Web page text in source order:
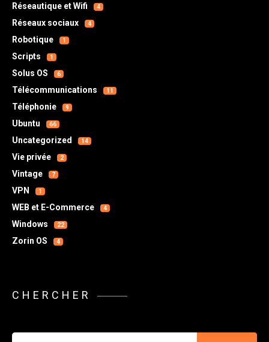
Réseautique et Wifi 4
Réseaux sociaux 4
Robotique 1
Scripts 1
Solus OS 6
Télécommunications 11
Téléphonie 9
Ubuntu 66
Uncategorized 14
Vie privée 2
Vintage 7
VPN 1
WEB et E-Commerce 4
Windows 22
Zorin OS 4
CHERCHER